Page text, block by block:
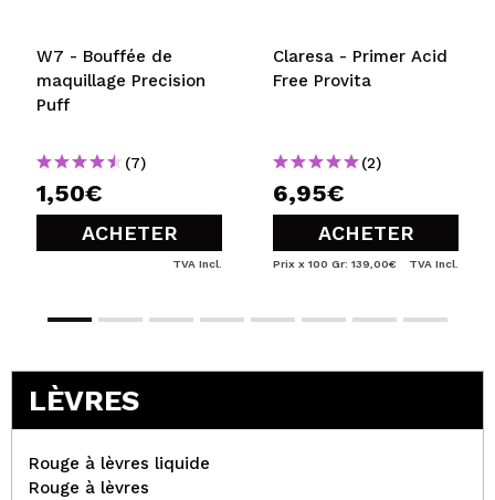
W7 - Bouffée de
maquillage Precision
Puff
(7)
1,50€
ACHETER
TVA Incl.
Claresa - Primer Acid
Free Provita
(2)
6,95€
ACHETER
Prix x 100 Gr: 139,00€ TVA Incl.
LÈVRES
Rouge à lèvres liquide
Rouge à lèvres